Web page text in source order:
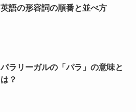
英語の形容詞の順番と並べ方
パラリーガルの「パラ」の意味と
は？